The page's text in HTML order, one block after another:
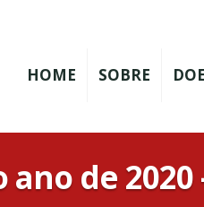
HOME SOBRE
de 2020